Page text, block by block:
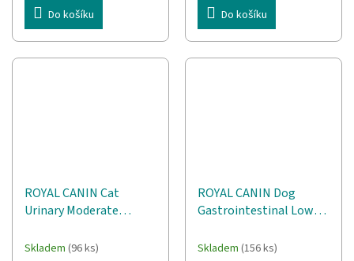
Do košíku Do košíku
ROYAL CANIN Cat
Urinary Moderate
krmivo pro kočky - 9kg
Skladem (96 ks)
ROYAL CANIN Dog
Gastrointestinal Low
pro psy - 12kg
Skladem (156 ks)